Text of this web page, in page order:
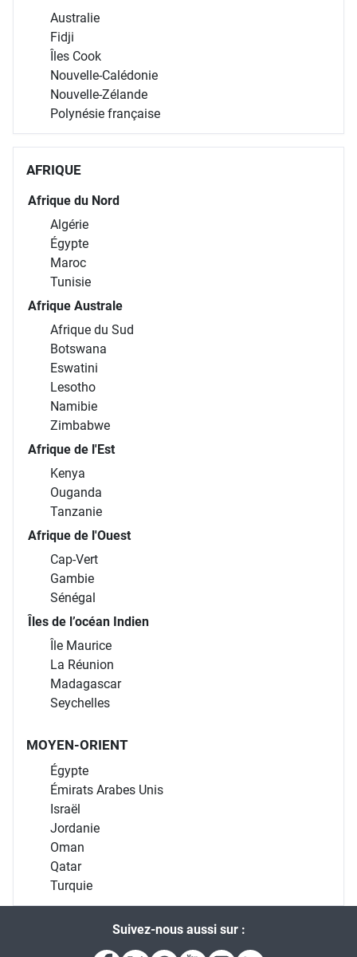
Australie
Fidji
Îles Cook
Nouvelle-Calédonie
Nouvelle-Zélande
Polynésie française
AFRIQUE
Afrique du Nord
Algérie
Égypte
Maroc
Tunisie
Afrique Australe
Afrique du Sud
Botswana
Eswatini
Lesotho
Namibie
Zimbabwe
Afrique de l'Est
Kenya
Ouganda
Tanzanie
Afrique de l'Ouest
Cap-Vert
Gambie
Sénégal
Îles de l’océan Indien
Île Maurice
La Réunion
Madagascar
Seychelles
MOYEN-ORIENT
Égypte
Émirats Arabes Unis
Israël
Jordanie
Oman
Qatar
Turquie
Suivez-nous aussi sur :